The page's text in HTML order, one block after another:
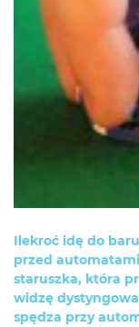
Ilekroć idę do
przed
staruszka, która
widzę
spędza przy